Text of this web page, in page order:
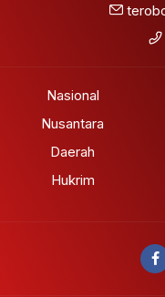
Nasional
Nusantara
Daerah
Hukrim